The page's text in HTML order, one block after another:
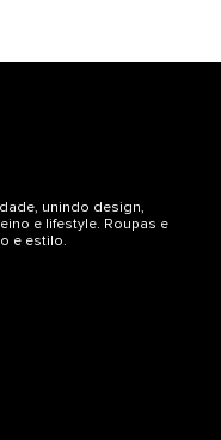
unindo design,
e lifestyle. Roupas e
e estilo.